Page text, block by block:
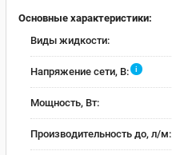
Основные характеристики:
Виды жидкости:
Напряжение сети, В: i
Мощность, Вт:
Производительность до, л/м: